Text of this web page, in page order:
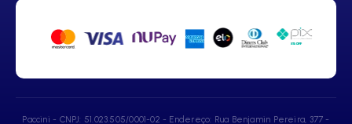
Paccini - CNPJ: 51.023.505/0001-02 - Endereço: Rua Benjamin Pereira, 377 -